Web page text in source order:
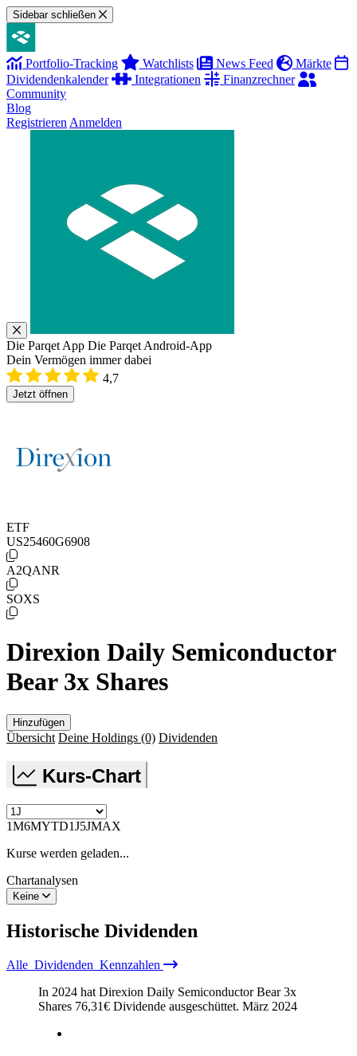
Sidebar schließen
Portfolio-Tracking Watchlists News Feed
Märkte
Dividendenkalender
Integrationen
Finanzrechner
Community
Blog
Registrieren Anmelden
Die Parqet App Die Parqet Android-App
Dein Vermögen immer dabei
4,7
Jetzt öffnen
ETF
US25460G6908
A2QANR
SOXS
Direxion Daily Semiconductor
Bear 3x Shares
Hinzufügen
Übersicht Deine Holdings (0) Dividenden
Kurs-Chart
1M6MYTD1J5JMAX
Kurse werden geladen...
Chartanalysen
Keine
Historische Dividenden
Alle Dividenden Kennzahlen
In 2024 hat Direxion Daily Semiconductor Bear 3x
Shares 76,31€ Dividende ausgeschüttet. März 2024